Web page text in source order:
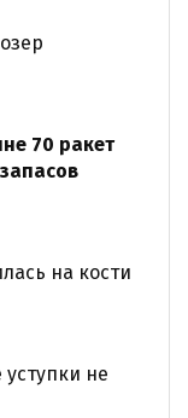
70 ракет
запасов
на кости
не